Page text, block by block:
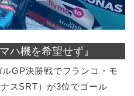
ハ機を希望せず』
GP決勝戦でフランコ・モ
スSRT）が3位でゴール